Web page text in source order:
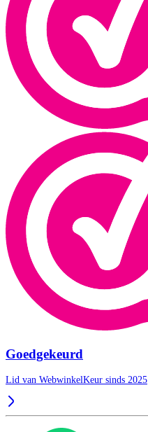
Goedgekeurd
Lid van WebwinkelKeur sinds 2025